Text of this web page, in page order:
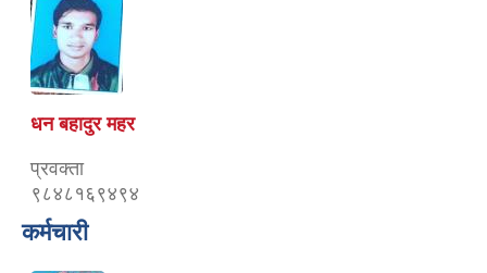
धन बहादुर महर
प्रवक्ता
९८४८१६९४९४
कर्मचारी